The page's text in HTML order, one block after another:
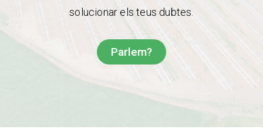
solucionar els teus dubtes.
Parlem?